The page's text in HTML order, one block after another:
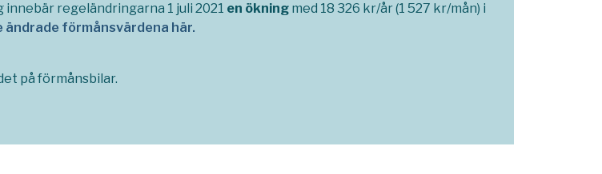
innebär regeländringarna 1 juli 2021 en ökning med 18 326 kr/år (1 527 kr/mån) i
ändrade förmånsvärdena här.
på förmånsbilar.